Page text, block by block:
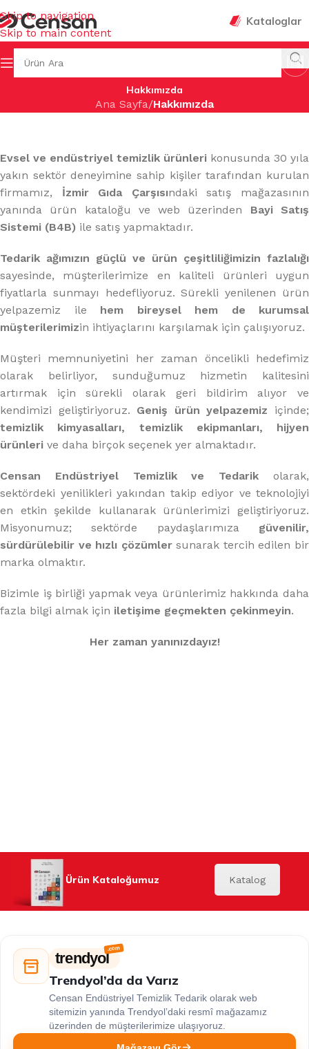
Skip to navigation
Skip to main content
Kataloglar
Hakkımızda
Ana Sayfa/Hakkımızda
Evsel ve endüstriyel temizlik ürünleri konusunda 30 yıla
yakın sektör deneyimine sahip kişiler tarafından kurulan
firmamız, İzmir Gıda Çarşısındaki satış mağazasının
yanında ürün kataloğu ve web üzerinden Bayi Satış
Sistemi (B4B) ile satış yapmaktadır.
Tedarik ağımızın güçlü ve ürün çeşitliliğimizin fazlalığı
sayesinde, müşterilerimize en kaliteli ürünleri uygun
fiyatlarla sunmayı hedefliyoruz. Sürekli yenilenen ürün
yelpazemiz ile hem bireysel hem de kurumsal
müşterilerimizin ihtiyaçlarını karşılamak için çalışıyoruz.
Müşteri memnuniyetini her zaman öncelikli hedefimiz
olarak belirliyor, sunduğumuz hizmetin kalitesini
artırmak için sürekli olarak geri bildirim alıyor ve
kendimizi geliştiriyoruz. Geniş ürün yelpazemiz içinde;
temizlik kimyasalları, temizlik ekipmanları, hijyen
ürünleri ve daha birçok seçenek yer almaktadır.
Censan Endüstriyel Temizlik ve Tedarik olarak,
sektördeki yenilikleri yakından takip ediyor ve teknolojiyi
en etkin şekilde kullanarak ürünlerimizi geliştiriyoruz.
Misyonumuz; sektörde paydaşlarımıza güvenilir,
sürdürülebilir ve hızlı çözümlersunarak tercih edilen bir
marka olmaktır.
Bizimle iş birliği yapmak veya ürünlerimiz hakkında daha
fazla bilgi almak için iletişime geçmekten çekinmeyin.
Her zaman yanınızdayız!
Ürün Kataloğumuz Katalog
trendyol
Trendyol’da da Varız
Censan Endüstriyel Temizlik Tedarik olarak web
sitemizin yanında Trendyol’daki resmî mağazamız
üzerinden de müşterilerimize ulaşıyoruz.